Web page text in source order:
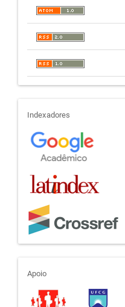
Indexadores
apoio
Apoio